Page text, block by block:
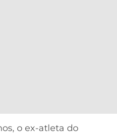
o ex-atleta do